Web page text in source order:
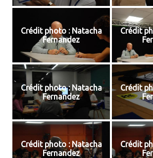
Crédit photo : Natacha
Fernandez
Crédit
Crédit photo : Natacha
Fernandez
Crédit
Crédit photo : Natacha
Fernandez
Crédit